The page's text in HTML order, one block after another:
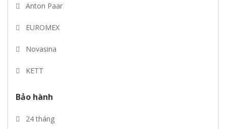
Anton Paar
EUROMEX
Novasina
KETT
Mettler toledo
CIMA
Bảo hành
24 tháng